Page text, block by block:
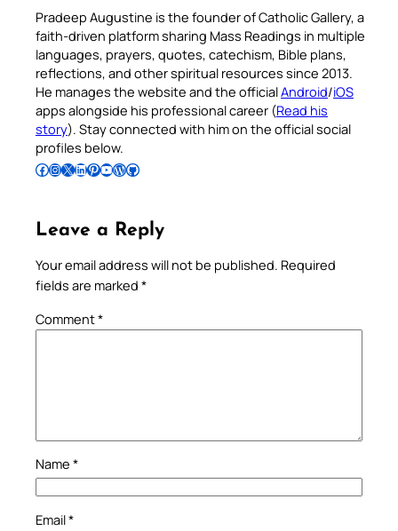
Pradeep Augustine is the founder of Catholic Gallery, a
faith-driven platform sharing Mass Readings in multiple
languages, prayers, quotes, catechism, Bible plans,
reflections, and other spiritual resources since 2013.
He manages the website and the officialAndroid/iOS
apps alongside his professional career (Read his
story). Stay connected with him on the official social
profiles below.
Follow Pradeep on Facebook Follow Pradeep on InstagramFollow Pradeep on X Follow Pradeep on LinkedIn Follow Pradeep on Pinterest Subscribe to Pradeep’s Youtube Channel Follow Pradeep on WordPress Follow Pradeep on GitHub
Leave a Reply
Your email address will not be published. Required
fields are marked *
Comment*
Name *
Email*